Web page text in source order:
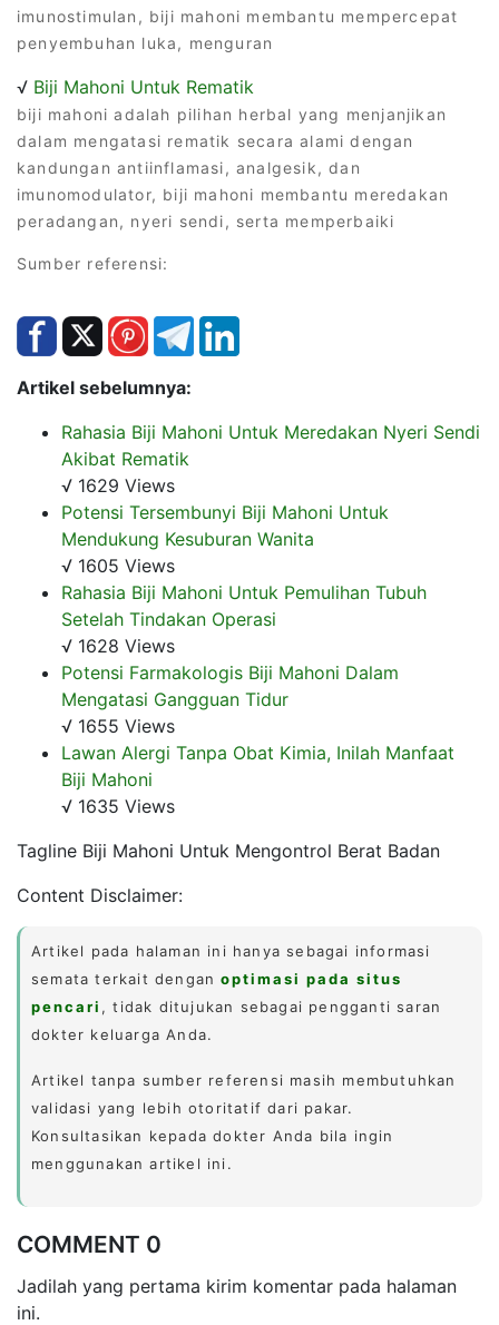
imunostimulan, biji mahoni membantu mempercepat
penyembuhan luka, menguran
√ Biji Mahoni Untuk Rematik
biji mahoni adalah pilihan herbal yang menjanjikan
dalam mengatasi rematik secara alami dengan
kandungan antiinflamasi, analgesik, dan
imunomodulator, biji mahoni membantu meredakan
peradangan, nyeri sendi, serta memperbaiki
Sumber referensi:
Artikel sebelumnya:
Rahasia Biji Mahoni Untuk Meredakan Nyeri Sendi
Akibat Rematik
√ 1629 Views
Potensi Tersembunyi Biji Mahoni Untuk
Mendukung Kesuburan Wanita
√ 1605 Views
Rahasia Biji Mahoni Untuk Pemulihan Tubuh
Setelah Tindakan Operasi
√ 1628 Views
Potensi Farmakologis Biji Mahoni Dalam
Mengatasi Gangguan Tidur
√ 1655 Views
Lawan Alergi Tanpa Obat Kimia, Inilah Manfaat
Biji Mahoni
√ 1635 Views
Tagline Biji Mahoni Untuk Mengontrol Berat Badan
Content Disclaimer:
Artikel pada halaman ini hanya sebagai informasi
semata terkait denganoptimasi pada situs
pencari , tidak ditujukan sebagai pengganti saran
dokter keluarga Anda.
Artikel tanpa sumber referensi masih membutuhkan
validasi yang lebih otoritatif dari pakar.
Konsultasikan kepada dokter Anda bila ingin
menggunakan artikel ini.
COMMENT 0
Jadilah yang pertama kirim komentar pada halaman
ini.